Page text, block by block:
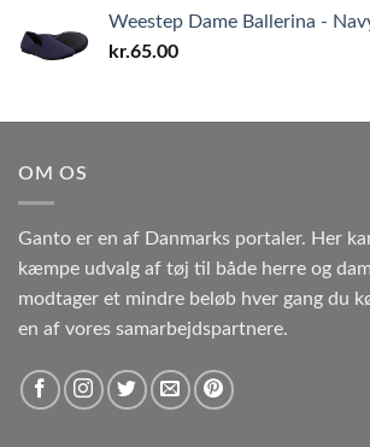
Weestep Dame Ballerina -
kr.65.00
OM OS
Ganto er en af Danmarks portaler. Her
kæmpe udvalg af tøj til både herre og
modtager et mindre beløb hver gang du
en af vores samarbejdspartnere.